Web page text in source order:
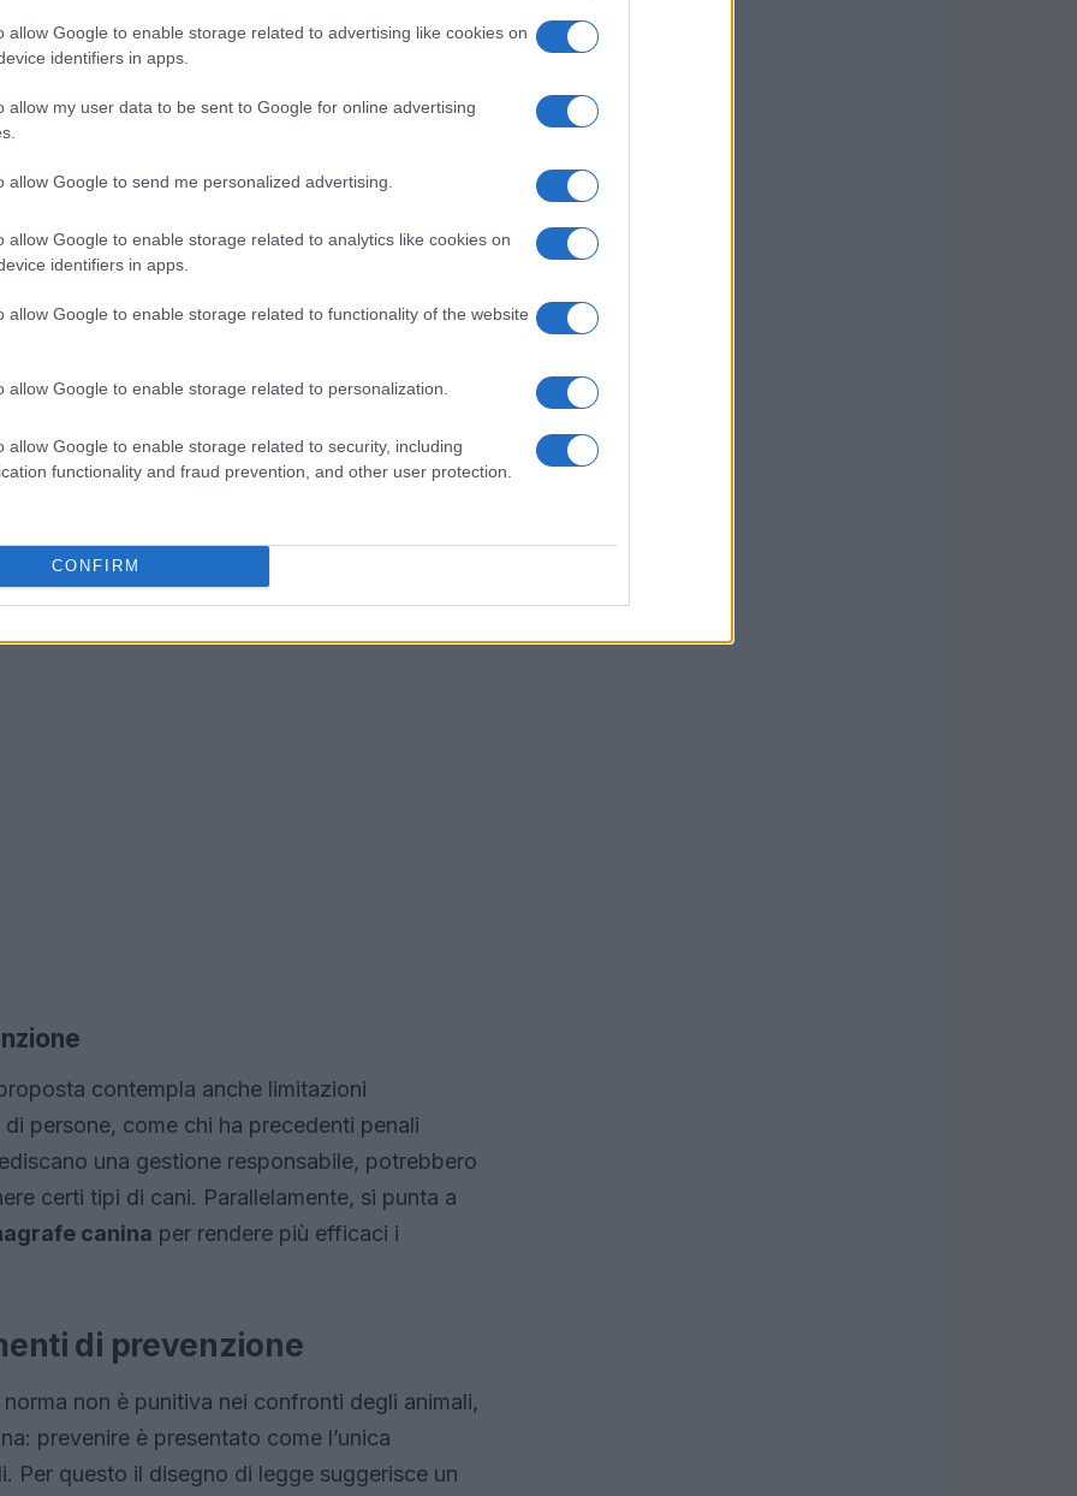
allow Google to enable storage related to advertising like cookies on
identifiers in apps.
allow my user data to be sent to Google for online advertising
allow Google to send me personalized advertising.
allow Google to enable storage related to analytics like cookies on
identifiers in apps.
allow Google to enable storage related to functionality of the website
allow Google to enable storage related to personalization.
allow Google to enable storage related to security, including
functionality and fraud prevention, and other user protection.
CONFIRM
testo
di un
corsi strutturati con una verifica finale delle
acquisisca conoscenze di base su gestione,
a rischio. A questo si affianca l’obbligo
come medici veterinari esperti in
del
polizza assicurativa obbligatoriaper la
mirano a ridurre il rischio
economica delle vittime in caso di danni.
contempla anche limitazioni
persone, come chi ha precedenti penali
una gestione responsabile, potrebbero
certi tipi di cani. Parallelamente, si punta a
canina per rendere più efficaci i
di prevenzione
non è punitiva nei confronti degli animali,
prevenire è presentato come l’unica
Per questo il disegno di legge suggerisce un